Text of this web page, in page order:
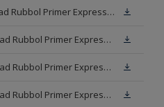
Technisch Informatieblad Rubbol Primer Express (PDF)
Veiligheidsinformatieblad Rubbol Primer Express White (MSDS)
Veiligheidsinformatieblad Rubbol Primer Express W05 (MSDS)
Veiligheidsinformatieblad Rubbol Primer Express N00 (MSDS)